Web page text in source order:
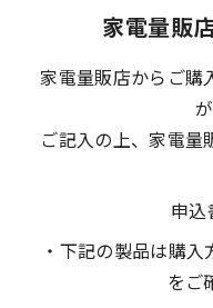
家電量販
家電量販店からご購
ご記入の上、家電量
申込
・下記の製品は購
をご